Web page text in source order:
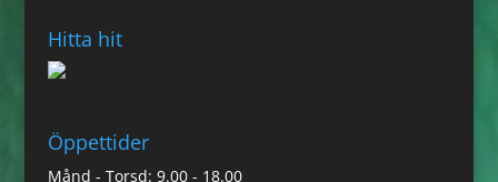
Hitta hit
Öppettider
Månd - Torsd: 9.00 - 18.00